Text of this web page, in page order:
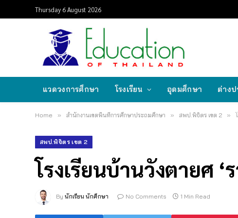
Thursday 6 August 2026
แวดวงการศึกษา โรงเรียน อุดมศึกษา ต่างป
Home » สำนักงานเขตพื้นที่การศึกษาประถมศึกษา » สพป.พิจิตร เขต 2 »
สพป.พิจิตร เขต 2
โรงเรียนบ้านวังตายศ
By นักเรียน นักศึกษา No Comments 1 Min Read